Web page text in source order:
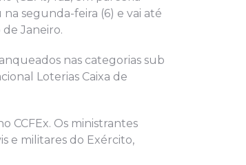
segunda-feira (6) e vai até
de Janeiro.
nas categorias sub
Loterias Caixa de
CCFEx. Os ministrantes
e militares do Exército,